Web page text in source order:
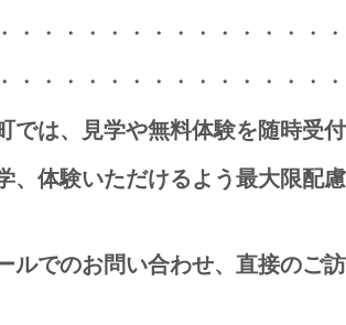
・・・・・・・・・・・・・・
・・・・・・・・・・・・・・
では、見学や無料体験を随時受付
、体験いただけるよう最大限配
ルでのお問い合わせ、直接のご